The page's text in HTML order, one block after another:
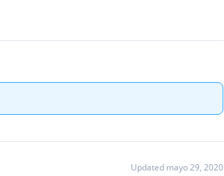
Updated mayo 29, 2020